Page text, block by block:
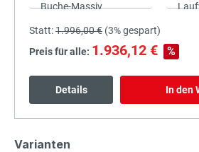
Statt:1.996,00 € (3%gespart)
Preis für alle: 1.936,12 € %
Details In den
Varianten